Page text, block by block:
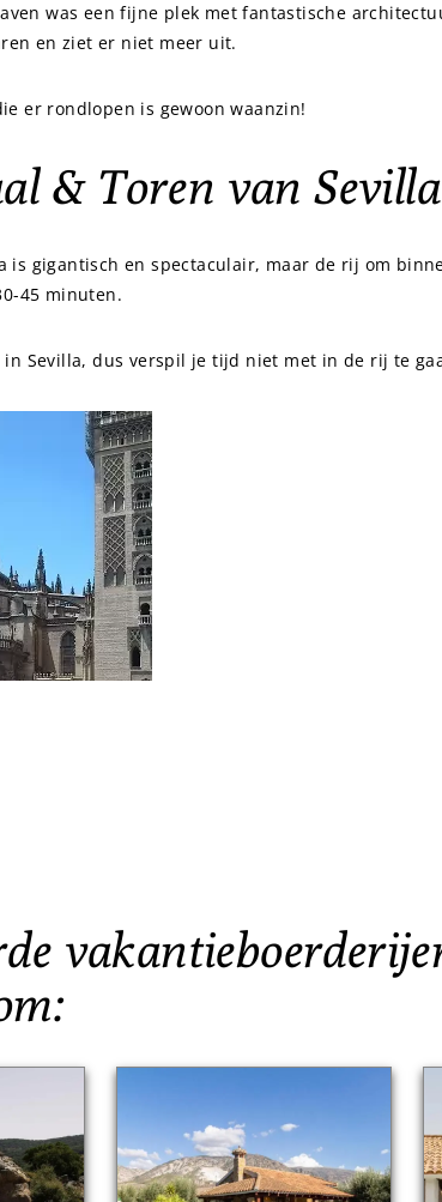
was een fijne plek met fantastische
en ziet er niet meer uit.
er rondlopen is gewoon waanzin!
& Toren van Sevilla
is gigantisch en spectaculair, maar de rij om
45 minuten.
in Sevilla, dus verspil je tijd niet met in de rij te